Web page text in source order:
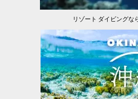
リゾート ダイビングな